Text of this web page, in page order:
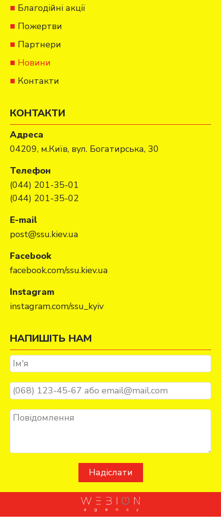
Благодійні акції
Пожертви
Партнери
Новини
Контакти
КОНТАКТИ
Адреса
04209, м.Київ, вул. Богатирська, 30
Телефон
(044) 201-35-01
(044) 201-35-02
E-mail
post@ssu.kiev.ua
Facebook
facebook.com/ssu.kiev.ua
Instagram
instagram.com/ssu_kyiv
НАПИШІТЬ НАМ